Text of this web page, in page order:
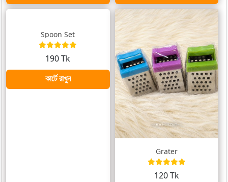
Spoon Set
190 Tk
কার্টে রাখুন
Grater
120 Tk